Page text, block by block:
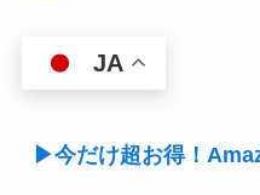
JA
▶今だけ超お得！